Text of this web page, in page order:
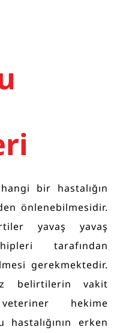
bir hastalığın
önlenebilmesidir.
yavaş yavaş
tarafından
gerekmektedir.
belirtilerin vakit
hekime
erken